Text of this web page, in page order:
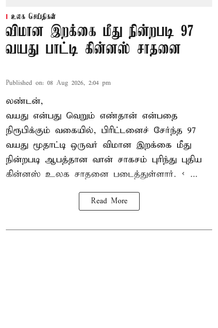
உலக செய்திகள்
விமான இறக்கை மீது நின்றபடி 97
வயது பாட்டி கின்னஸ் சாதனை
Published on: 08 Aug 2026, 2:04 pm
லண்டன்,
வயது என்பது வெறும் எண்தான் என்பதை
நிரூபிக்கும் வகையில், பிரிட்டனைச் சேர்ந்த 97
வயது மூதாட்டி ஒருவர் விமான இறக்கை மீது
நின்றபடி ஆபத்தான வான் சாகசம் புரிந்து புதிய
கின்னஸ் உலக சாதனை படைத்துள்ளார். < ...
Read More